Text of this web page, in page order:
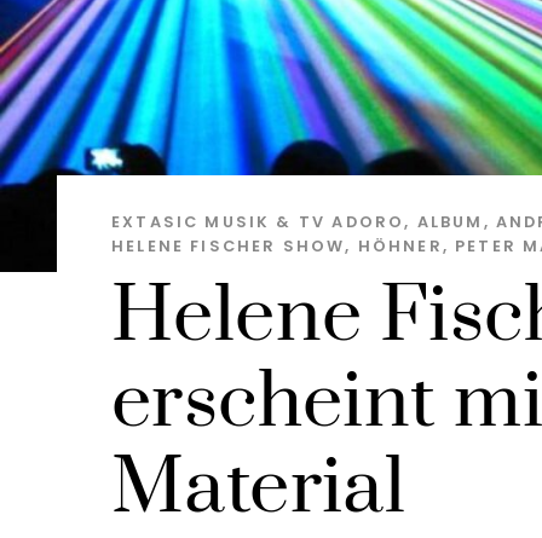
Helene
erscheint
Material
EXTASIC MUSIK & TV ADORO, ALBUM ,
HELENE FISCHER SHOW, HÖHNER, PETER